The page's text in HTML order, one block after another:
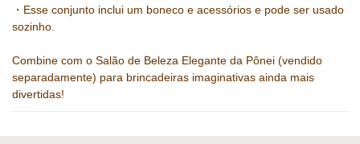
・Esse conjunto inclui um boneco e acessórios e pode ser usado
sozinho.
Combine com o Salão de Beleza Elegante da Pônei (vendido
separadamente) para brincadeiras imaginativas ainda mais
divertidas!